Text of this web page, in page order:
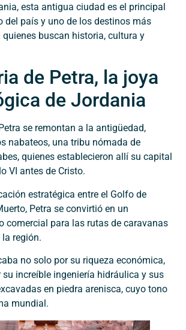
esta antigua ciudad es el principal
del país y uno de los destinos más
buscan historia, cultura y
de Petra, la joya
de Jordania
se remontan a la antigüedad,
nabateos, una tribu nómada de
quienes establecieron allí su capital
VI antes de Cristo.
estratégica entre el Golfo de
Petra se convirtió en un
comercial para las rutas de caravanas
región.
no solo por su riqueza económica,
increíble ingeniería hidráulica y sus
en piedra arenisca, cuyo tono
mundial.